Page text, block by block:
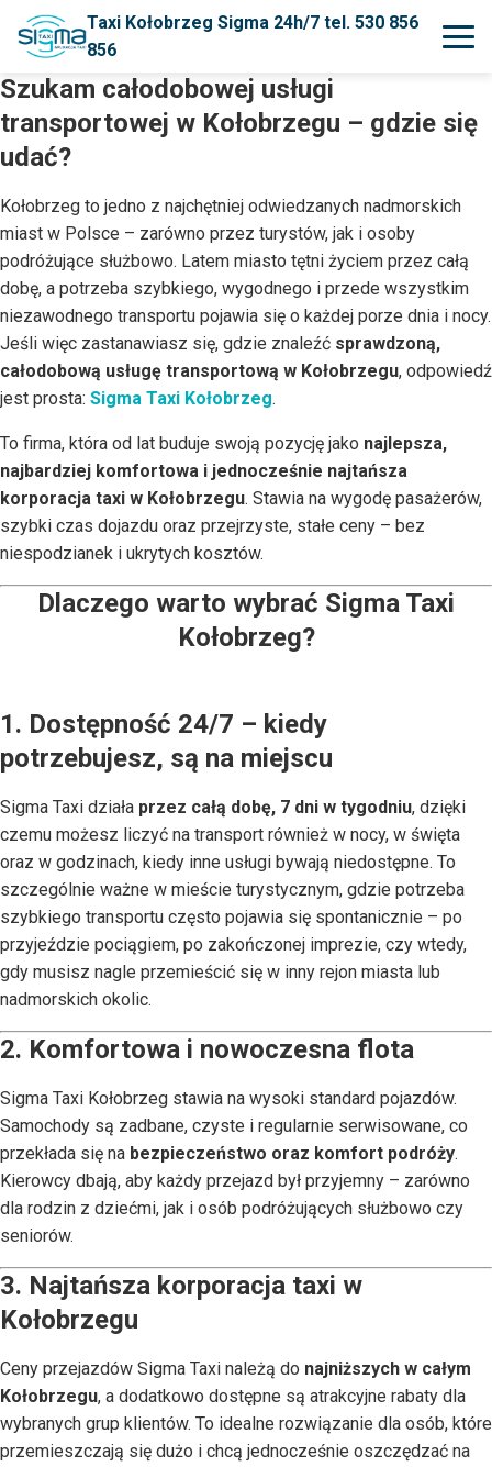
Taxi Kołobrzeg Sigma 24h/7 tel. 530 856
856
Szukam całodobowej usługi
transportowej w Kołobrzegu – gdzie się
udać?
Kołobrzeg to jedno z najchętniej odwiedzanych nadmorskich
miast w Polsce – zarówno przez turystów, jak i osoby
podróżujące służbowo. Latem miasto tętni życiem przez całą
dobę, a potrzeba szybkiego, wygodnego i przede wszystkim
niezawodnego transportu pojawia się o każdej porze dnia i nocy.
Jeśli więc zastanawiasz się, gdzie znaleźć sprawdzoną,
całodobową usługę transportową w Kołobrzegu, odpowiedź
jest prosta: Sigma Taxi Kołobrzeg.
To firma, która od lat buduje swoją pozycję jako najlepsza,
najbardziej komfortowa i jednocześnie najtańsza
korporacja taxi w Kołobrzegu. Stawia na wygodę pasażerów,
szybki czas dojazdu oraz przejrzyste, stałe ceny – bez
niespodzianek i ukrytych kosztów.
Dlaczego warto wybrać Sigma Taxi
Kołobrzeg?
1. Dostępność 24/7 – kiedy
potrzebujesz, są na miejscu
Sigma Taxi działa przez całą dobę, 7 dni w tygodniu, dzięki
czemu możesz liczyć na transport również w nocy, w święta
oraz w godzinach, kiedy inne usługi bywają niedostępne. To
szczególnie ważne w mieście turystycznym, gdzie potrzeba
szybkiego transportu często pojawia się spontanicznie – po
przyjeździe pociągiem, po zakończonej imprezie, czy wtedy,
gdy musisz nagle przemieścić się w inny rejon miasta lub
nadmorskich okolic.
2. Komfortowa i nowoczesna flota
Sigma Taxi Kołobrzeg stawia na wysoki standard pojazdów.
Samochody są zadbane, czyste i regularnie serwisowane, co
przekłada się na bezpieczeństwo oraz komfort podróży.
Kierowcy dbają, aby każdy przejazd był przyjemny – zarówno
dla rodzin z dziećmi, jak i osób podróżujących służbowo czy
seniorów.
3. Najtańsza korporacja taxi w
Kołobrzegu
Ceny przejazdów Sigma Taxi należą do najniższych w całym
Kołobrzegu, a dodatkowo dostępne są atrakcyjne rabaty dla
wybranych grup klientów. To idealne rozwiązanie dla osób, które
przemieszczają się dużo i chcą jednocześnie oszczędzać na